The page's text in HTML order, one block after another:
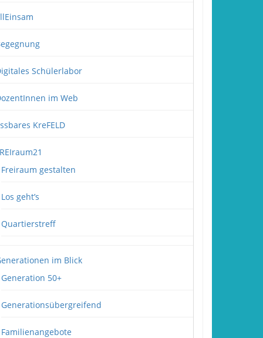
Schülerlabor
im Web
KreFELD
Freiraum gestalten
Los geht’s
Quartierstreff
im Blick
Generation 50+
Generationsübergreifend
Familienangebote